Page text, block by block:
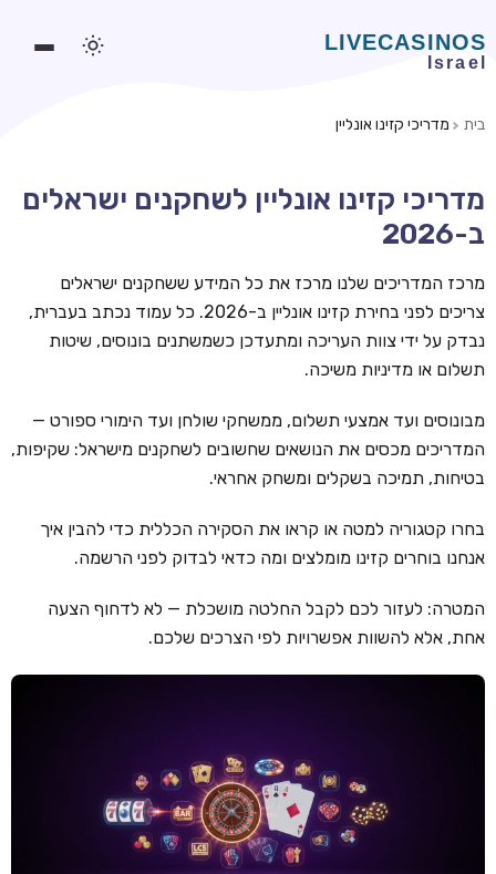
משחקים חינמיים
סלוטים אונליין
מדריכי קזינו
מונדיאל 2026 הימורים
בלאקג'ק אונליין
בקרה אונליין
וידאו פוקר
קזינו קריפטו
טורנירי קזינו
בית מדריכי קזינו אונליין
מדריכי קזינו אונליין לשחקנים ישראלים
ב-2026
מרכז המדריכים שלנו מרכז את כל המידע ששחקנים ישראלים
צריכים לפני בחירת קזינו אונליין ב-2026. כל עמוד נכתב בעברית,
נבדק על ידי צוות העריכה ומתעדכן כשמשתנים בונוסים, שיטות
תשלום או מדיניות משיכה.
מבונוסים ועד אמצעי תשלום, ממשחקי שולחן ועד הימורי ספורט —
המדריכים מכסים את הנושאים שחשובים לשחקנים מישראל: שקיפות,
בטיחות, תמיכה בשקלים ומשחק אחראי.
בחרו קטגוריה למטה או קראו את הסקירה הכללית כדי להבין איך
אנחנו בוחרים קזינו מומלצים ומה כדאי לבדוק לפני הרשמה.
המטרה: לעזור לכם לקבל החלטה מושכלת — לא לדחוף הצעה
אחת, אלא להשוות אפשרויות לפי הצרכים שלכם.